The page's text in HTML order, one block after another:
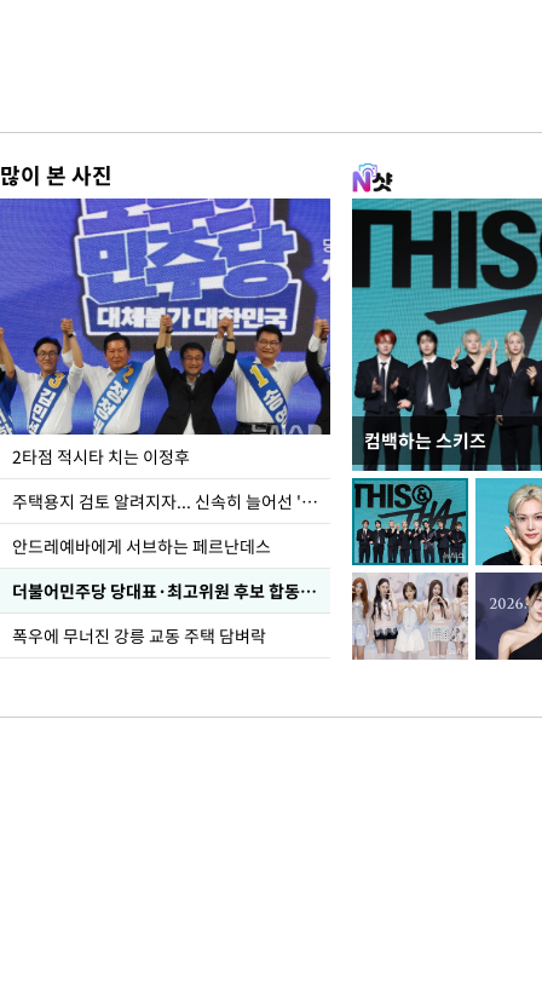
많이 본 사진
2타점 적시타 치는 이정후
주택용지 검토 알려지자... 신속히 늘어선 '근조화환'
안드레예바에게 서브하는 페르난데스
더불어민주당 당대표·최고위원 후보 합동연설회
폭우에 무너진 강릉 교동 주택 담벼락
컴백하는 스키즈
이번주 국회에는 무